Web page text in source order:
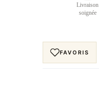
Livraison
soignée
FAVORIS